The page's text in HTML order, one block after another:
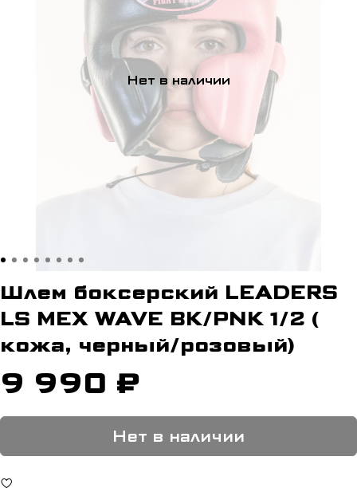
Нет в наличии
Шлем боксерский LEADERS
LS MEX WAVE BK/PNK 1/2 (
кожа, черный/розовый)
9 990 ₽
Нет в наличии